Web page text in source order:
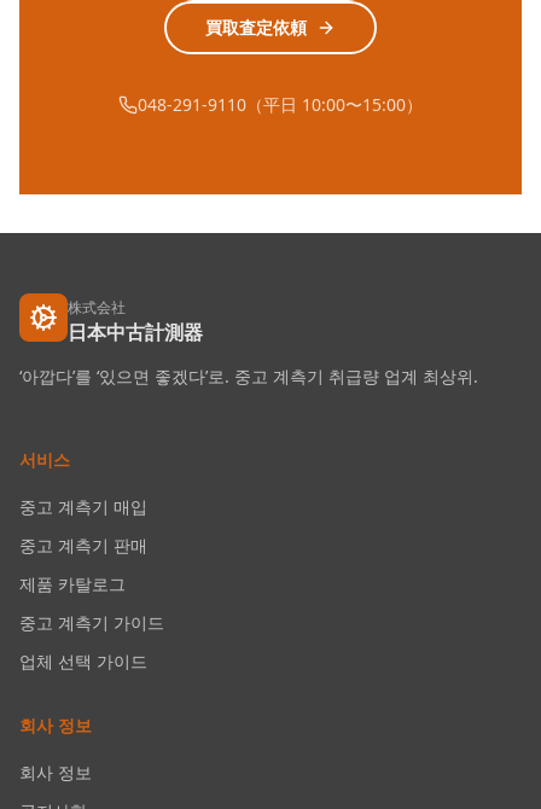
買取査定依頼
048-291-9110（平日 10:00〜15:00）
株式会社
日本中古計測器
‘아깝다’를 ‘있으면 좋겠다’로. 중고 계측기 취급량 업계 최상위.
서비스
중고 계측기 매입
중고 계측기 판매
제품 카탈로그
중고 계측기 가이드
업체 선택 가이드
회사 정보
회사 정보